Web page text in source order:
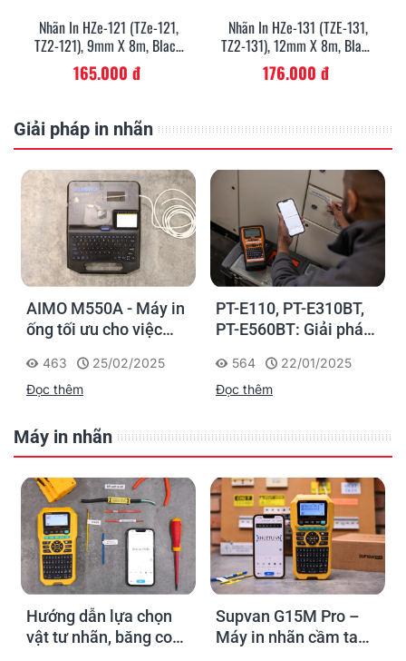
Nhãn In HZe-121 (TZe-121,
TZ2-121), 9mm X 8m, Black
On Clear
165.000 đ
Nhãn In HZe-131 (TZE-131,
TZ2-131), 12mm X 8m, Black
On Clear
176.000 đ
Giải pháp in nhãn
AIMO M550A - Máy in
ống tối ưu cho việc
nhận diện cáp điện,
cáp mạng
463
25/02/2025
Đọc thêm
PT-E110, PT-E310BT,
PT-E560BT: Giải pháp
nghiệp của Brother
564
22/01/2025
Đọc thêm
Máy in nhãn
Hướng dẫn lựa chọn
vật tư nhãn, băng co
Supvan G15M Pro –
Máy in nhãn cầm tay